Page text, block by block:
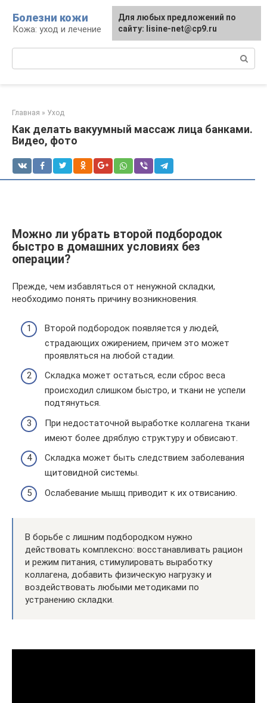
контенту
Болезни кожи
Кожа: уход и лечение
Главная » Уход
Как делать вакуумный массаж лица банками.
Видео, фото
Можно ли убрать второй подбородок
быстро в домашних условиях без
операции?
Прежде, чем избавляться от ненужной складки,
необходимо понять причину возникновения.
Второй подбородок появляется у людей,
страдающих ожирением, причем это может
проявляться на любой стадии.
Складка может остаться, если сброс веса
происходил слишком быстро, и ткани не успели
подтянуться.
При недостаточной выработке коллагена ткани
имеют более дряблую структуру и обвисают.
Складка может быть следствием заболевания
щитовидной системы.
Ослабевание мышц приводит к их отвисанию.
В борьбе с лишним подбородком нужно
действовать комплексно: восстанавливать рацион
и режим питания, стимулировать выработку
коллагена, добавить физическую нагрузку и
воздействовать любыми методиками по
устранению складки.
Для любых предложений по
сайту: lisine-net@cp9.ru